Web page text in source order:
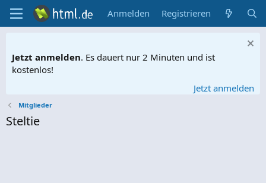
Anmelden Registrieren
Jetzt anmelden. Es dauert nur 2 Minuten und ist
kostenlos!
Jetzt anmelden
Mitglieder
Steltie